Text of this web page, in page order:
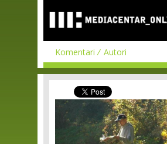
main
content
Komentari Autori